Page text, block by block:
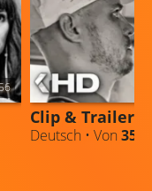
Clip & Trailer
Deutsch • Von